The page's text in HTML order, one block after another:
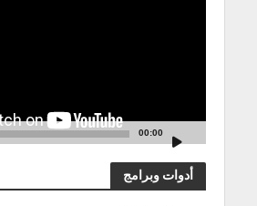
00:00
أدوات وبرامج